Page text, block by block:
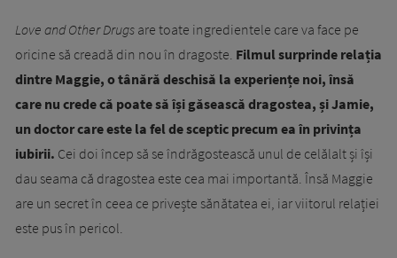
Love and Other Drugs are toate ingredientele care va face pe
oricine să creadă din nou în dragoste. Filmul surprinde relația
dintre Maggie, o tânără deschisă la experiențe noi, însă
care nu crede că poate să își găsească dragostea, și Jamie,
un doctor care este la fel de sceptic precum ea în privința
iubirii. Cei doi încep să se îndrăgostească unul de celălalt și își
dau seama că dragostea este cea mai importantă. Însă Maggie
are un secret în ceea ce privește sănătatea ei, iar viitorul relației
este pus în pericol.